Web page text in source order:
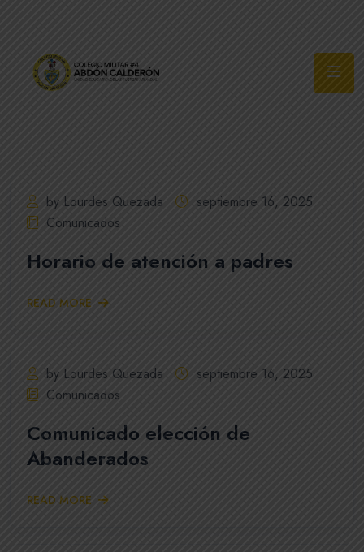
by Lourdes Quezada
septiembre 16, 2025
Comunicados
Horario de atención a padres
READ MORE
by Lourdes Quezada
septiembre 16, 2025
Comunicados
Comunicado elección de
Abanderados
READ MORE